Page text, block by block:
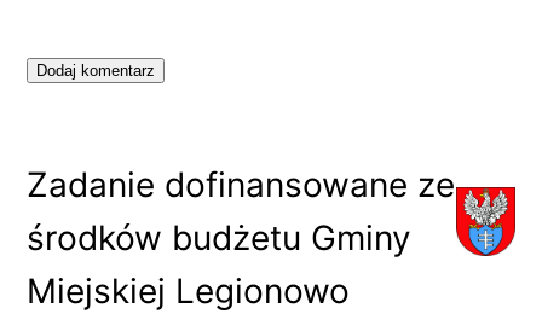
Zadanie dofinansowane ze
środków budżetu Gminy
Miejskiej Legionowo